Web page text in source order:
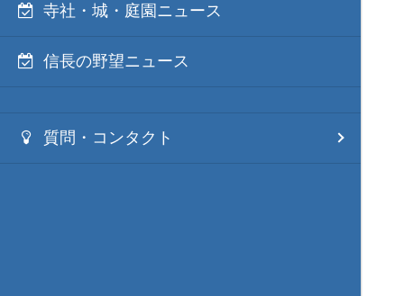
寺社・城・庭園ニュース
信長の野望ニュース
質問・コンタクト